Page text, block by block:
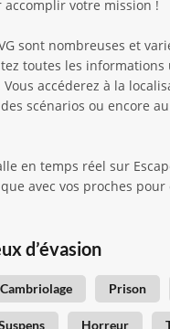
accomplir votre mission !
sont nombreuses et
toutes les informations
accéderez à la
scénarios ou encore
en temps réel sur
avec vos proches pour
d’évasion
Cambriolage Prison
Horreur